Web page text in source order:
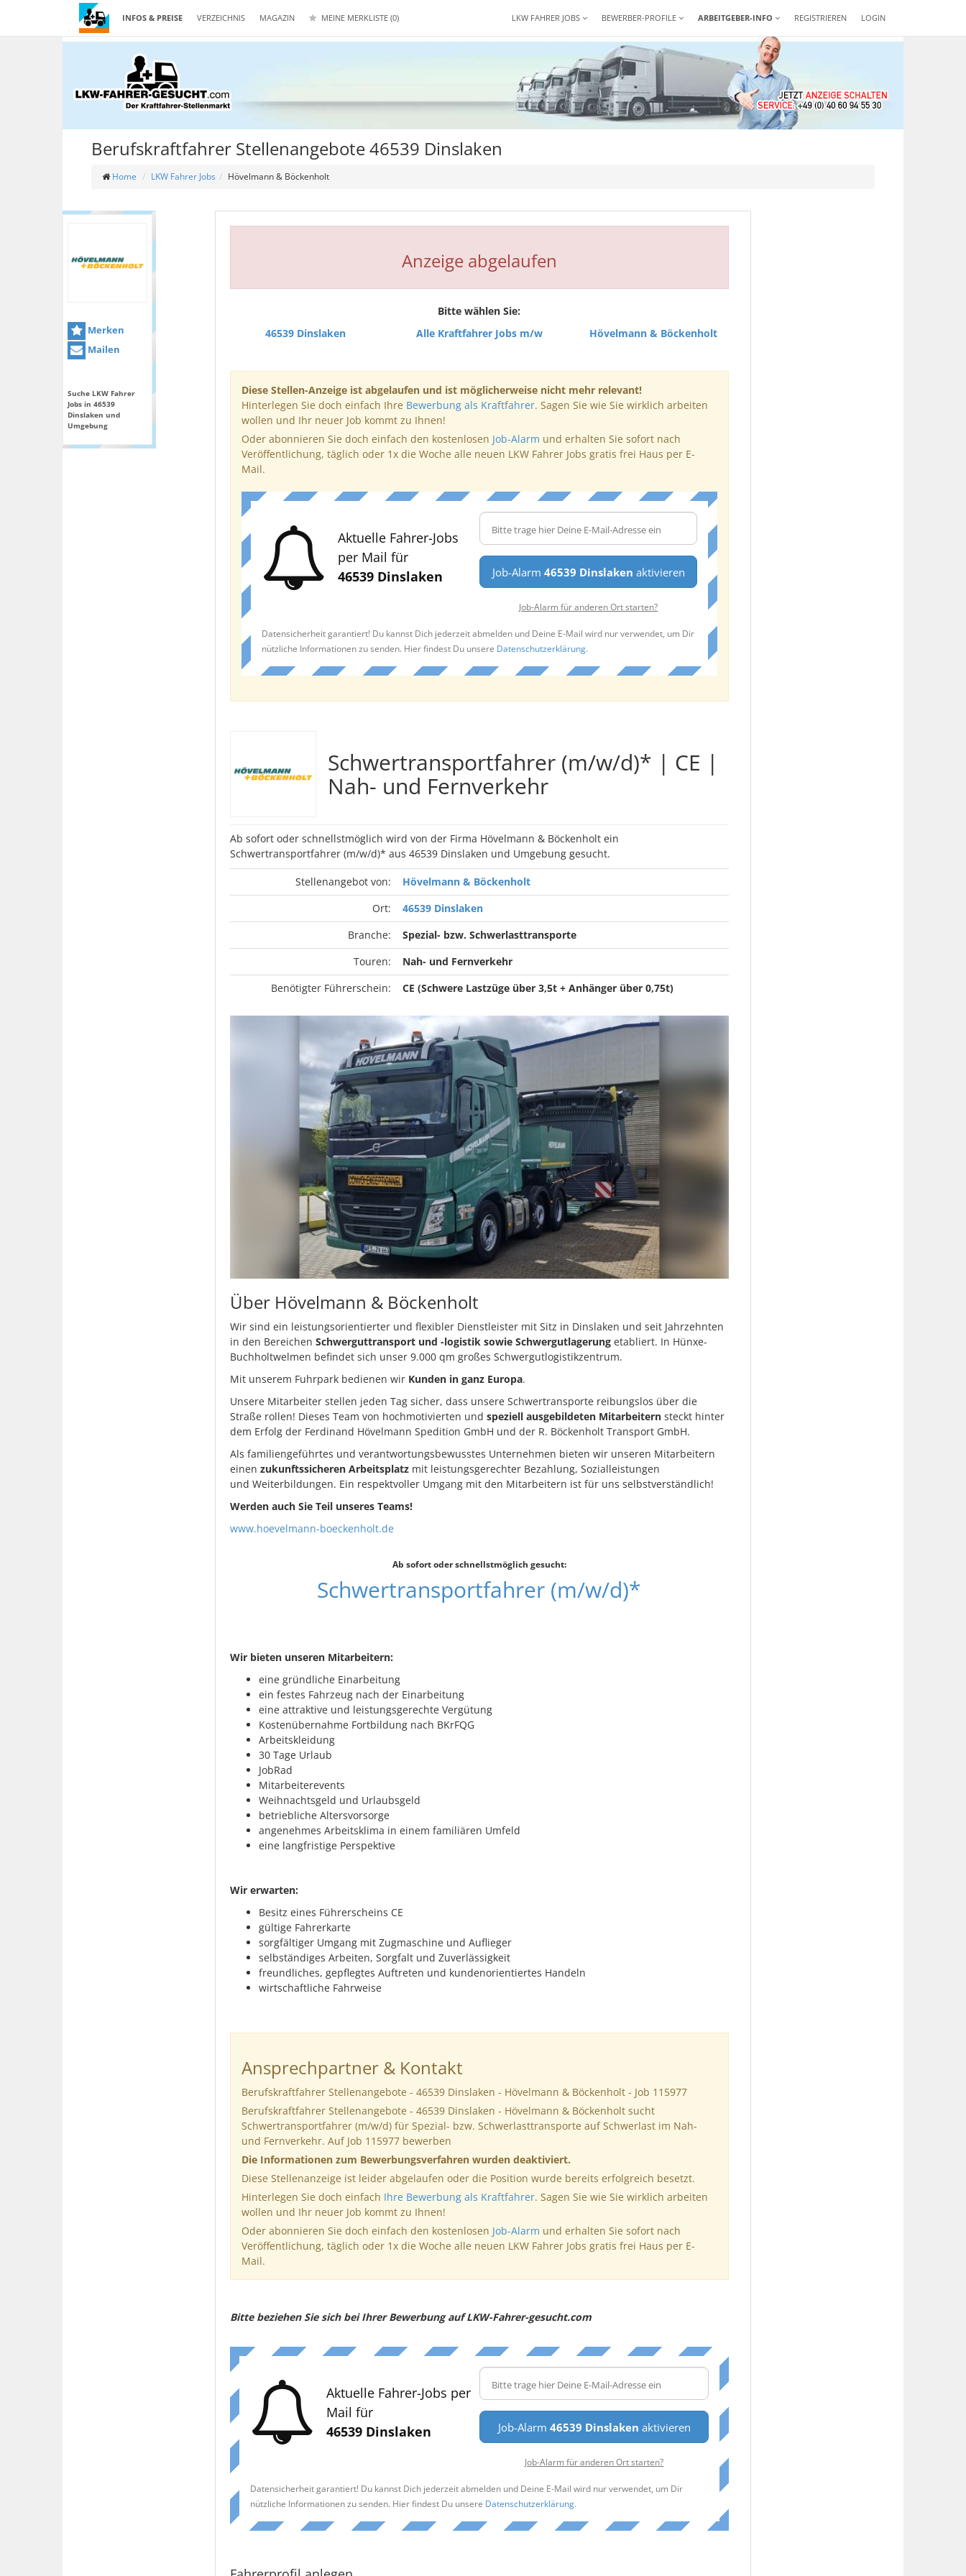
INFOS & PREISE VERZEICHNIS MAGAZIN MEINE MERKLISTE (0) REGISTRIEREN LOGIN
LKW FAHRER JOBS BEWERBER-PROFILE ARBEITGEBER-INFO
Berufskraftfahrer Stellenangebote 46539 Dinslaken
Home LKW Fahrer Jobs Hövelmann & Böckenholt
Merken
Mailen
Suche LKW Fahrer
Jobs in 46539
Dinslaken und
Umgebung
Anzeige abgelaufen
Bitte wählen Sie:
46539 Dinslaken
Alle Kraftfahrer Jobs m/w Hövelmann & Böckenholt
Diese Stellen-Anzeige ist abgelaufen und ist möglicherweise nicht mehr relevant!
Hinterlegen Sie doch einfach Ihre Bewerbung als Kraftfahrer. Sagen Sie wie Sie wirklich arbeiten
wollen und Ihr neuer Job kommt zu Ihnen!
Oder abonnieren Sie doch einfach den kostenlosen Job-Alarm und erhalten Sie sofort nach
Veröffentlichung, täglich oder 1x die Woche alle neuen LKW Fahrer Jobs gratis frei Haus per E-
Mail.
Aktuelle Fahrer-Jobs
per Mail für
46539 Dinslaken
Job-Alarm 46539 Dinslaken aktivieren
Job-Alarm für anderen Ort starten?
Datensicherheit garantiert! Du kannst Dich jederzeit abmelden und Deine E-Mail wird nur verwendet, um Dir
nützliche Informationen zu senden. Hier findest Du unsere Datenschutzerklärung.
Schwertransportfahrer (m/w/d)* | CE |
Nah- und Fernverkehr
Ab sofort oder schnellstmöglich wird von der Firma Hövelmann & Böckenholt ein
Schwertransportfahrer (m/w/d)* aus 46539 Dinslaken und Umgebung gesucht.
Stellenangebot von:
Hövelmann & Böckenholt
Ort:
46539 Dinslaken
Branche:
Spezial- bzw. Schwerlasttransporte
Touren:
Nah- und Fernverkehr
Benötigter Führerschein:
CE (Schwere Lastzüge über 3,5t + Anhänger über 0,75t)
Über Hövelmann & Böckenholt
Wir sind ein leistungsorientierter und flexibler Dienstleister mit Sitz in Dinslaken und seit Jahrzehnten
in den Bereichen Schwerguttransport und -logistik sowie Schwergutlagerungetabliert. In Hünxe-
Buchholtwelmen befindet sich unser 9.000 qm großes Schwergutlogistikzentrum.
Mit unserem Fuhrpark bedienen wir Kunden in ganz Europa.
Unsere Mitarbeiter stellen jeden Tag sicher, dass unsere Schwertransporte reibungslos über die
Straße rollen! Dieses Team von hochmotivierten und speziell ausgebildeten Mitarbeiternsteckt hinter
dem Erfolg der Ferdinand Hövelmann Spedition GmbH und der R. Böckenholt Transport GmbH.
Als familiengeführtes und verantwortungsbewusstes Unternehmen bieten wir unseren Mitarbeitern
einen zukunftssicheren Arbeitsplatzmit leistungsgerechter Bezahlung, Sozialleistungen
und Weiterbildungen. Ein respektvoller Umgang mit den Mitarbeitern ist für uns selbstverständlich!
Werden auch Sie Teil unseres Teams!
www.hoevelmann-boeckenholt.de
Ab sofort oder schnellstmöglich gesucht:
Schwertransportfahrer (m/w/d)*
Wir bieten unseren Mitarbeitern:
eine gründliche Einarbeitung
ein festes Fahrzeug nach der Einarbeitung
eine attraktive und leistungsgerechte Vergütung
Kostenübernahme Fortbildung nach BKrFQG
Arbeitskleidung
30 Tage Urlaub
JobRad
Mitarbeiterevents
Weihnachtsgeld und Urlaubsgeld
betriebliche Altersvorsorge
angenehmes Arbeitsklima in einem familiären Umfeld
eine langfristige Perspektive
Wir erwarten:
Besitz eines Führerscheins CE
gültige Fahrerkarte
sorgfältiger Umgang mit Zugmaschine und Auflieger
selbständiges Arbeiten, Sorgfalt und Zuverlässigkeit
freundliches, gepflegtes Auftreten und kundenorientiertes Handeln
wirtschaftliche Fahrweise
Ansprechpartner & Kontakt
Berufskraftfahrer Stellenangebote - 46539 Dinslaken - Hövelmann & Böckenholt - Job 115977
Berufskraftfahrer Stellenangebote - 46539 Dinslaken - Hövelmann & Böckenholt sucht
Schwertransportfahrer (m/w/d) für Spezial- bzw. Schwerlasttransporte auf Schwerlast im Nah-
und Fernverkehr. Auf Job 115977 bewerben
Die Informationen zum Bewerbungsverfahren wurden deaktiviert.
Diese Stellenanzeige ist leider abgelaufen oder die Position wurde bereits erfolgreich besetzt.
Hinterlegen Sie doch einfach Ihre Bewerbung als Kraftfahrer. Sagen Sie wie Sie wirklich arbeiten
wollen und Ihr neuer Job kommt zu Ihnen!
Oder abonnieren Sie doch einfach den kostenlosen Job-Alarm und erhalten Sie sofort nach
Veröffentlichung, täglich oder 1x die Woche alle neuen LKW Fahrer Jobs gratis frei Haus per E-
Mail.
Bitte beziehen Sie sich bei Ihrer Bewerbung auf LKW-Fahrer-gesucht.com
Aktuelle Fahrer-Jobs per
Mail für
46539 Dinslaken
Job-Alarm 46539 Dinslaken aktivieren
Job-Alarm für anderen Ort starten?
Datensicherheit garantiert! Du kannst Dich jederzeit abmelden und Deine E-Mail wird nur verwendet, um Dir
nützliche Informationen zu senden. Hier findest Du unsere Datenschutzerklärung.